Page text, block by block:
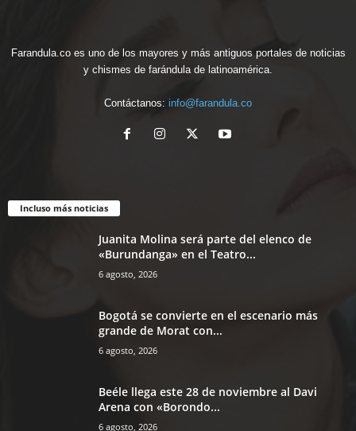
Farandula.co es uno de los mayores y más antiguos portales de noticias
y chismes de farándula de latinoamérica.
Contáctanos: info@farandula.co
Incluso más noticias
Juanita Molina será parte del elenco de
«Burundanga» en el Teatro...
6 agosto, 2026
Bogotá se convierte en el escenario más
grande de Morat con...
6 agosto, 2026
Beéle llega este 28 de noviembre al Davi
Arena con «Borondo...
6 agosto, 2026